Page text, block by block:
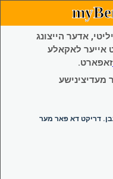
אדער הייצונג
אייער לאקאלע
זאפארט.
מעדיצינישע
דריקט דא פאר מער